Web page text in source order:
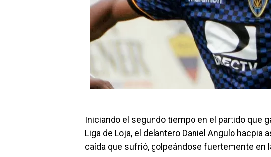
Iniciando el segundo tiempo en el partido que
Liga de Loja, el delantero Daniel Angulo hacpia
caída que sufrió, golpeándose fuertemente en